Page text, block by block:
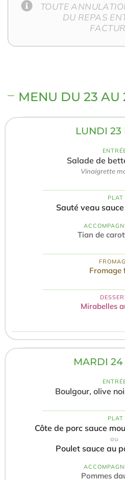
TOUTE
DU REPAS
MENU DU 23 AU
LUNDI 23
Salade de
Vinaigrette
️ PLAT
Sauté veau
Tian de
Fromage
Mirabelles
MARDI 24
Boulgour, olive
️ PLAT
Côte de porc sauce
ou
Poulet sauce au
Pommes